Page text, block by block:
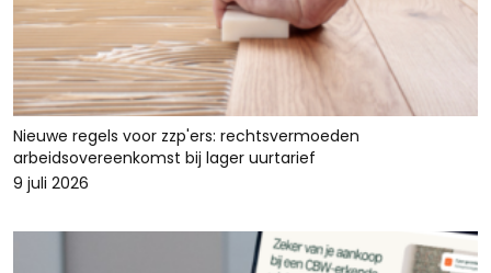
Nieuwe regels voor zzp'ers: rechtsvermoeden
arbeidsovereenkomst bij lager uurtarief
9 juli 2026